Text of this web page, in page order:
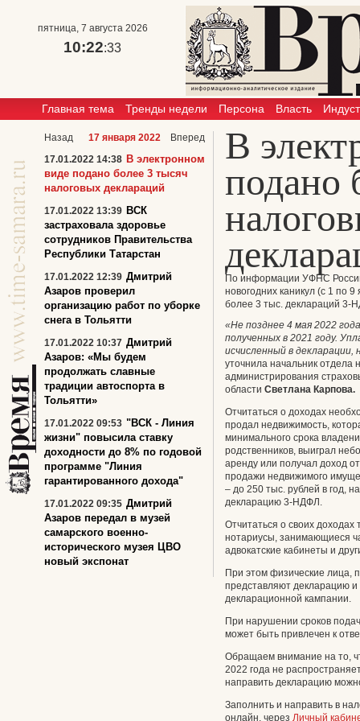
пятница, 7 августа 2026
10:22:33
Главная тема Тренды недели Персона Власть
В
подано
По информации УФНС
новогодних каникул (с 1 по
более 3 тыс. деклараций 3-
«Не позднее 4 мая 2022
полученных в 2021 году.
исчисленный в декларации,
уточнила начальник отдела
администрирования
области Светлана Карпова.
Отчитаться о доходах
продал недвижимость,
минимального срока
родственников, выиграл
аренду или получал доход
продажи недвижимого
– до 250 тыс. рублей в год,
декларацию 3-НДФЛ.
Отчитаться о своих
нотариусы, занимающиеся
адвокатские кабинеты и
При этом физические лица,
представляют декларацию
декларационной кампании.
При нарушении сроков
может быть привлечен к
Обращаем внимание на то,
2022 года не
направить декларацию
Заполнить и направить в
онлайн, через Личный
Назад 17 января 2022
Вперед
17.01.2022 14:38 В электронном
виде подано более 3 тысяч
налоговых деклараций
17.01.2022 13:39 ВСК
застраховала здоровье
сотрудников Правительства
Республики Татарстан
17.01.2022 12:39 Дмитрий
Азаров проверил
организацию работ по уборке
снега в Тольятти
17.01.2022 10:37 Дмитрий
Азаров: «Мы будем
продолжать славные
традиции автоспорта в
Тольятти»
17.01.2022 09:53 "ВСК - Линия
жизни" повысила ставку
доходности до 8% по годовой
программе "Линия
гарантированного дохода"
17.01.2022 09:35 Дмитрий
Азаров передал в музей
cамарского военно-
исторического музея ЦВО
новый экспонат